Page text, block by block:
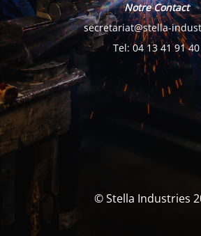
Notre Contact
secretariat@stella-
Tel: 04 13 41 91 40
© Stella Industries